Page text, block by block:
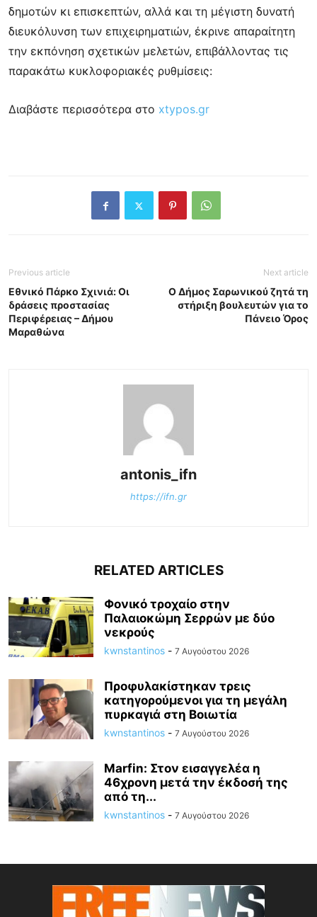
δημοτών κι επισκεπτών, αλλά και τη μέγιστη δυνατή
διευκόλυνση των επιχειρηματιών, έκρινε απαραίτητη
την εκπόνηση σχετικών μελετών, επιβάλλοντας τις
παρακάτω κυκλοφοριακές ρυθμίσεις:
Διαβάστε περισσότερα στο xtypos.gr
Previous article
Εθνικό Πάρκο Σχινιά: Οι
δράσεις προστασίας
Περιφέρειας – Δήμου
Μαραθώνα
Next article
Ο Δήμος Σαρωνικού ζητά τη
στήριξη βουλευτών για το
Πάνειο Όρος
antonis_ifn
https://ifn.gr
RELATED ARTICLES
Φονικό τροχαίο στην
Παλαιοκώμη Σερρών με δύο
νεκρούς
kwnstantinos - 7 Αυγούστου 2026
Προφυλακίστηκαν τρεις
κατηγορούμενοι για τη μεγάλη
πυρκαγιά στη Βοιωτία
kwnstantinos - 7 Αυγούστου 2026
Marfin: Στον εισαγγελέα η
46χρονη μετά την έκδοσή της
από τη...
kwnstantinos - 7 Αυγούστου 2026